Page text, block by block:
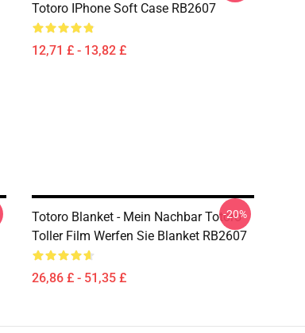
Totoro IPhone Soft Case RB2607
12,71 £ - 13,82 £
Totoro Blanket - Mein Nachbar Totoro
Toller Film Werfen Sie Blanket RB2607
26,86 £ - 51,35 £
-20%